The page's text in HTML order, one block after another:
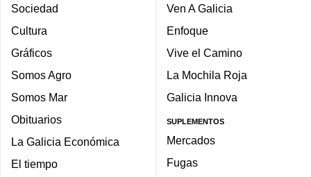
Sociedad
Cultura
Gráficos
Somos Agro
Somos Mar
Obituarios
La Galicia Económica
El tiempo
Ven A Galicia
Enfoque
Vive el Camino
La Mochila Roja
Galicia Innova
SUPLEMENTOS
Mercados
Fugas